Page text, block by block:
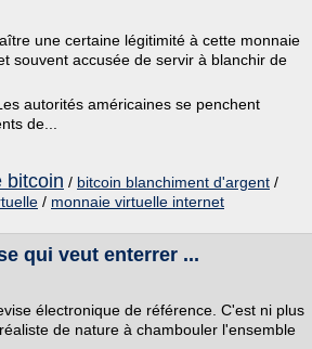
une certaine légitimité à cette monnaie
souvent accusée de servir à blanchir de
autorités américaines se penchent
de...
bitcoin / bitcoin blanchiment d'argent /
/ monnaie virtuelle internet
qui veut enterrer ...
électronique de référence. C'est ni plus
de nature à chambouler l'ensemble